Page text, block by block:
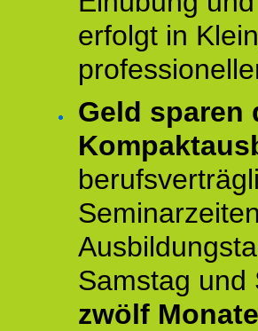
erfolgt in
Geld sparen
Samstag und
zwölf